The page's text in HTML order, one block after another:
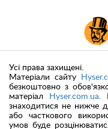
Усі права захищені.
Матеріали сайту
безкоштовно з
матеріал
Hyser.com.ua.
знаходитися не нижче
або часткового
умов буде